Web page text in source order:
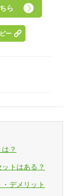
ら
ー
？
トはある？
デメリット